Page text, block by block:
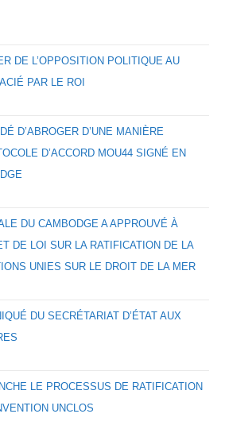
DE L’OPPOSITION POLITIQUE AU
PAR LE ROI
D’ABROGER D’UNE MANIÈRE
D’ACCORD MOU44 SIGNÉ EN
DU CAMBODGE A APPROUVÉ À
DE LOI SUR LA RATIFICATION DE LA
UNIES SUR LE DROIT DE LA MER
DU SECRÉTARIAT D’ÉTAT AUX
LE PROCESSUS DE RATIFICATION
UNCLOS